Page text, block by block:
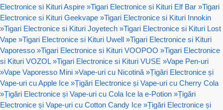
Electronice si Kituri Aspire »Tigari Electronice si Kituri Elf Bar »Tigari
Electronice si Kituri Geekvape »Tigari Electronice si Kituri Innokin
»Tigari Electronice si Kituri Joyetech »Tigari Electronice si Kituri Lost
Vape »Tigari Electronice si Kituri Uwell »Tigari Electronice si Kituri
Vaporesso »Tigari Electronice si Kituri VOOPOO »Tigari Electronice
si Kituri VOZOL »Tigari Electronice si Kituri VUSE »Vape Pen-uri
»Vape Vaporesso Mini »Vape-uri cu Nicotină »Țigări Electronice și
Vape-uri cu Apple Ice »Țigări Electronice și Vape-uri cu Cherry Cola
»Țigări Electronice și Vape-uri cu Cola Ice la e-Potion »Țigări
Electronice și Vape-uri cu Cotton Candy Ice »Țigări Electronice și